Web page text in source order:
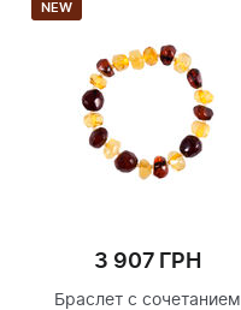
NEW
3 907 ГРН
Браслет с сочетанием